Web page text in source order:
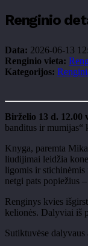
Renginio
Data: 2026-06-13
Renginio vieta:
Kategorijos:
Birželio 13 d. 12.00
banditus ir mumijas“
Knyga, paremta
liudijimai leidžia
ligomis ir stichinėmis
netgi pats popiežius
Renginys kvies
kelionės. Dalyviai iš
Sutiktuvėse